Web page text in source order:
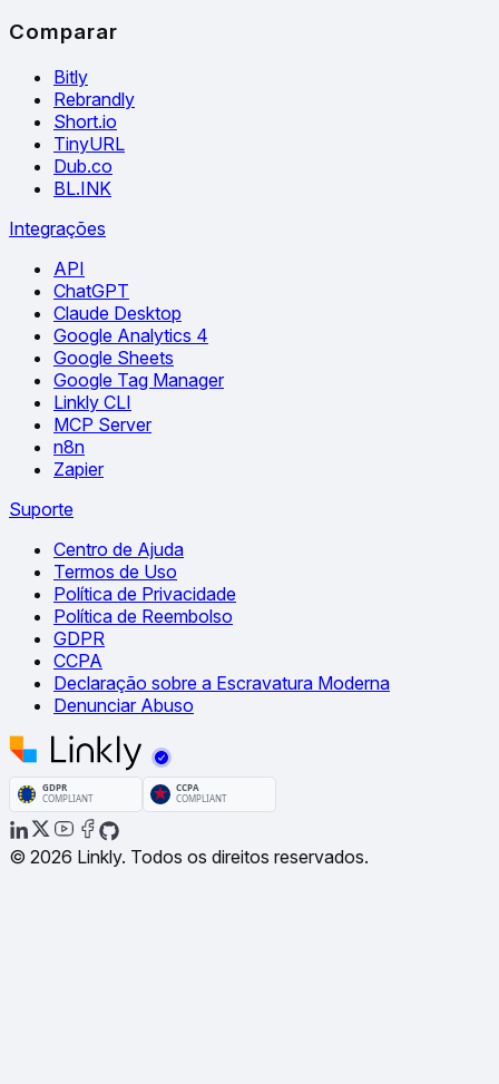
Comparar
Bitly
Rebrandly
Short.io
TinyURL
Dub.co
BL.INK
Integrações
API
ChatGPT
Claude Desktop
Google Analytics 4
Google Sheets
Google Tag Manager
Linkly CLI
MCP Server
n8n
Zapier
Suporte
Centro de Ajuda
Termos de Uso
Política de Privacidade
Política de Reembolso
GDPR
CCPA
Declaração sobre a Escravatura Moderna
Denunciar Abuso
© 2026 Linkly. Todos os direitos reservados.